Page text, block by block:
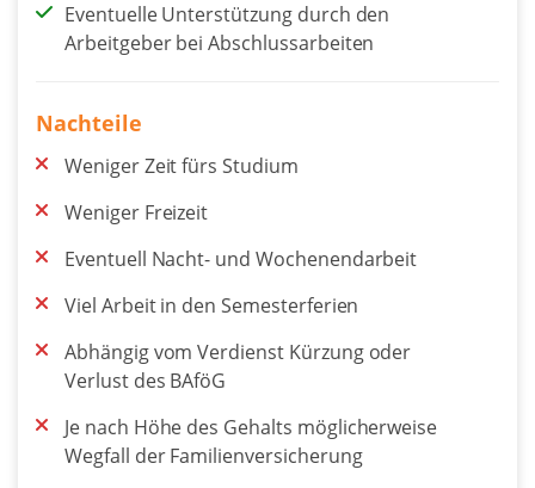
Eventuelle Unterstützung durch den
Arbeitgeber bei Abschlussarbeiten
Nachteile
Weniger Zeit fürs Studium
Weniger Freizeit
Eventuell Nacht- und Wochenendarbeit
Viel Arbeit in den Semesterferien
Abhängig vom Verdienst Kürzung oder
Verlust des BAföG
Je nach Höhe des Gehalts möglicherweise
Wegfall der Familienversicherung